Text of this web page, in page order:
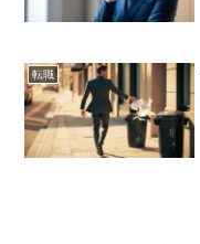
転職